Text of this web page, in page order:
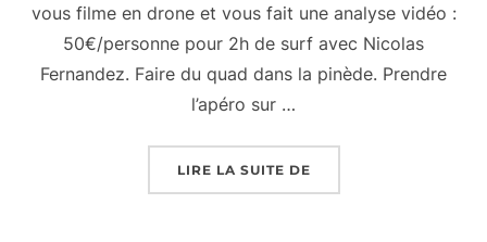
vous filme en drone et vous fait une analyse vidéo :
50€/personne pour 2h de surf avec Nicolas
Fernandez. Faire du quad dans la pinède. Prendre
l’apéro sur …
LIRE LA SUITE DE« 10 RAISONS DE